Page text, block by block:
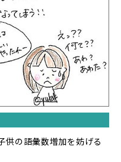
供の語彙数増加を妨げる